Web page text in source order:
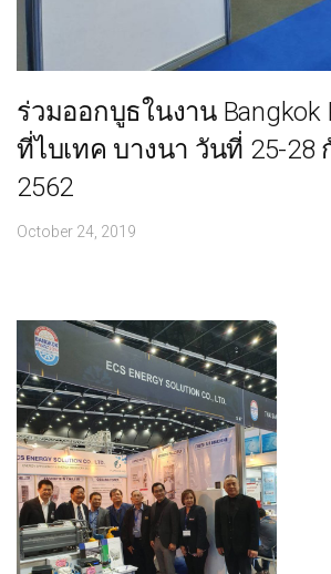
ร่วมออกบูธในงาน Bangkok
ที่ไบเทค บางนา วันที่ 25-28
2562
October 24, 2019